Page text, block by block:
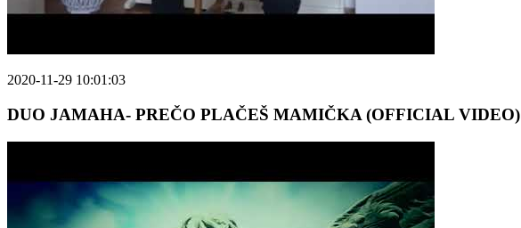
2020-11-29 10:01:03
DUO JAMAHA- PREČO PLAČEŠ MAMIČKA (OFFICIAL VIDEO)